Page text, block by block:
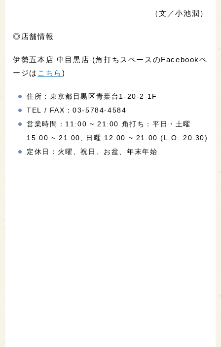
（文／小池潤）
◎店舗情報
伊勢五本店 中目黒店 (角打ちスペースのFacebookペ
ージは こちら )
住所：東京都目黒区青葉台1-20-2 1F
TEL / FAX：03-5784-4584
営業時間：11:00 ~ 21:00 角打ち：平日・土曜
15:00 ~ 21:00, 日曜 12:00 ~ 21:00 (L.O. 20:30)
定休日：火曜、祝日、お盆、年末年始